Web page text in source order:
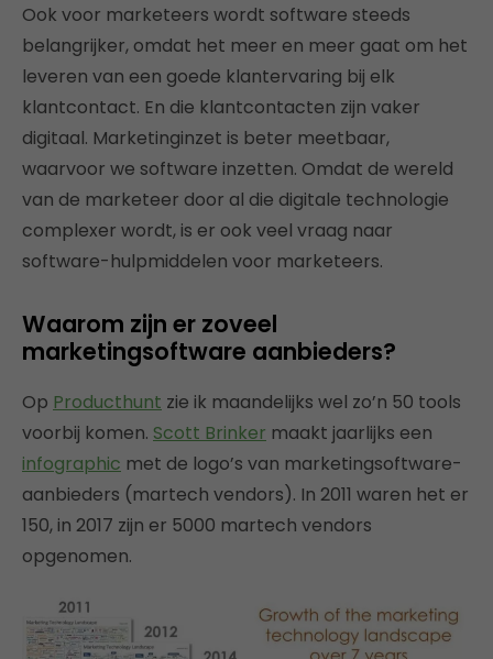
Ook voor marketeers wordt software steeds
belangrijker, omdat het meer en meer gaat om het
leveren van een goede klantervaring bij elk
klantcontact. En die klantcontacten zijn vaker
digitaal. Marketinginzet is beter meetbaar,
waarvoor we software inzetten. Omdat de wereld
van de marketeer door al die digitale technologie
complexer wordt, is er ook veel vraag naar
software-hulpmiddelen voor marketeers.
Waarom zijn er zoveel
marketingsoftware aanbieders?
Op Producthunt zie ik maandelijks wel zo’n 50 tools
voorbij komen. Scott Brinker maakt jaarlijks een
infographic met de logo’s van marketingsoftware-
aanbieders (martech vendors). In 2011 waren het er
150, in 2017 zijn er 5000 martech vendors
opgenomen.